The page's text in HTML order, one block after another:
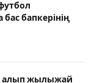
бапкерінің
алып жылыжай